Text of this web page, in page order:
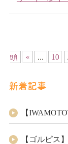
頭
« ... 10
新着記事
【
【ゴルピス